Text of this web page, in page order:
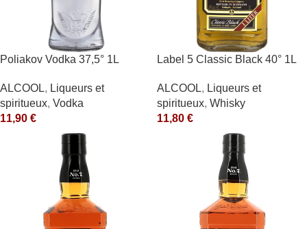
Poliakov Vodka 37,5° 1L
ALCOOL, Liqueurs et
spiritueux, Vodka
11,90 €
Label 5 Classic Black 40° 1L
ALCOOL, Liqueurs et
spiritueux, Whisky
11,80 €